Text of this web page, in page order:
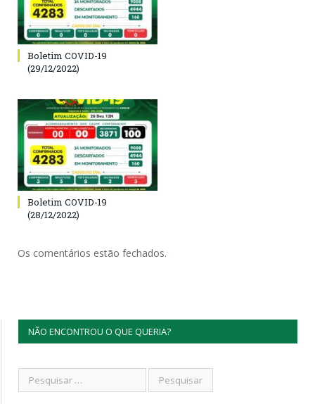
Boletim COVID-19
(29/12/2022)
Boletim COVID-19
(28/12/2022)
Os comentários estão fechados.
NÃO ENCONTROU O QUE QUERIA?